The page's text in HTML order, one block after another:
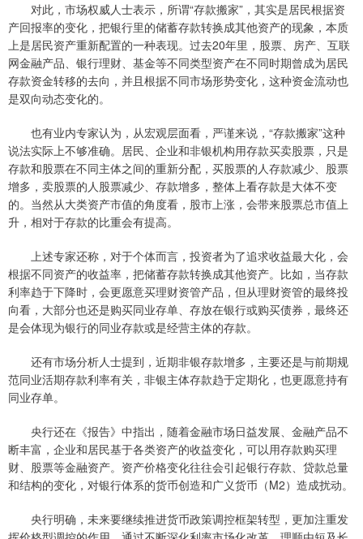
对此，市场权威人士表示，所谓“存款搬家”，其实是居民根据资
产回报率的变化，把银行里的储蓄存款转换成其他资产的现象，本质
上是居民资产重新配置的一种表现。过去20年里，股票、房产、互联
网金融产品、银行理财、基金等不同类型资产在不同时期曾成为居民
存款资金转移的去向，并且根据不同市场形势变化，这种资金流动也
是双向动态变化的。
也有业内专家认为，从宏观层面看，严谨来说，“存款搬家”这种
说法实际上不够准确。居民、企业和非银机构用存款买卖股票，只是
存款和股票在不同主体之间的重新分配，买股票的人存款减少、股票
增多，卖股票的人股票减少、存款增多，整体上看存款是大体不变
的。当然从大类资产市值的角度看，股市上涨，会带来股票总市值上
升，相对于存款的比重会有提高。
上述专家还称，对于个体而言，投资者为了追求收益最大化，会
根据不同资产的收益率，把储蓄存款转换成其他资产。比如，当存款
利率趋于下降时，会更愿意买理财资管产品，但从理财资管的最终投
向看，大部分也还是购买同业存单、存放在银行或购买债券，最终还
是会体现为银行的同业存款或是经营主体的存款。
还有市场分析人士提到，近期非银存款增多，主要还是与前期规
范同业活期存款利率有关，非银主体存款趋于定期化，也更愿意持有
同业存单。
央行还在《报告》中指出，随着金融市场日益发展、金融产品不
断丰富，企业和居民基于各类资产的收益变化，可以用存款购买理
财、股票等金融资产。资产价格变化往往会引起银行存款、贷款总量
和结构的变化，对银行体系的货币创造和广义货币（M2）造成扰动。
央行明确，未来要继续推进货币政策调控框架转型，更加注重发